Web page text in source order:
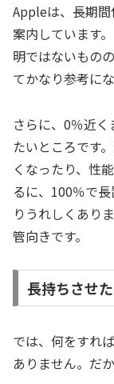
Appleは、長期
案内しています
明ではないもの
てかなり参考にな
さらに、0％近
たいところです
くなったり、性
るに、100％で
りうれしくあり
管向きです。
長持ちさせ
では、何をすれ
ありません。だ